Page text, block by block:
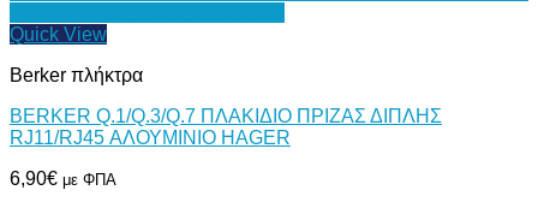
Quick View
Berker πλήκτρα
BERKER Q.1/Q.3/Q.7 ΠΛΑΚΙΔΙΟ ΠΡΙΖΑΣ ΔΙΠΛΗΣ
RJ11/RJ45 ΑΛΟΥΜΙΝΙΟ HAGER
6,90€ με ΦΠΑ